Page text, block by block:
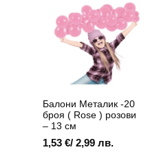
180
вариант
Балони Металик -20
броя ( Rose ) розови
– 13 см
1,53 €/ 2,99 лв.